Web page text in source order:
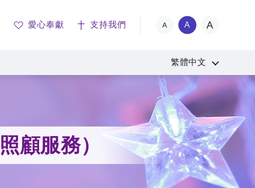
愛心奉獻 支持我們 A A A
繁體中文
顧服務）